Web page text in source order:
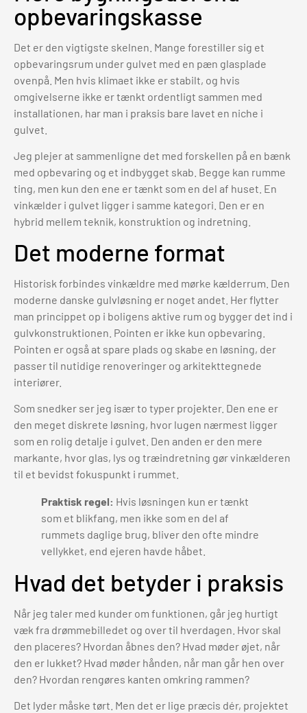
opbevaringskasse
Det er den vigtigste skelnen. Mange forestiller sig et
opbevaringsrum under gulvet med en pæn glasplade
ovenpå. Men hvis klimaet ikke er stabilt, og hvis
omgivelserne ikke er tænkt ordentligt sammen med
installationen, har man i praksis bare lavet en niche i
gulvet.
Jeg plejer at sammenligne det med forskellen på en bænk
med opbevaring og et indbygget skab. Begge kan rumme
ting, men kun den ene er tænkt som en del af huset. En
vinkælder i gulvet ligger i samme kategori. Den er en
hybrid mellem teknik, konstruktion og indretning.
Det moderne format
Historisk forbindes vinkældre med mørke kælderrum. Den
moderne danske gulvløsning er noget andet. Her flytter
man princippet op i boligens aktive rum og bygger det ind i
gulvkonstruktionen. Pointen er ikke kun opbevaring.
Pointen er også at spare plads og skabe en løsning, der
passer til nutidige renoveringer og arkitekttegnede
interiører.
Som snedker ser jeg især to typer projekter. Den ene er
den meget diskrete løsning, hvor lugen nærmest ligger
som en rolig detalje i gulvet. Den anden er den mere
markante, hvor glas, lys og træindretning gør vinkælderen
til et bevidst fokuspunkt i rummet.
Praktisk regel: Hvis løsningen kun er tænkt
som et blikfang, men ikke som en del af
rummets daglige brug, bliver den ofte mindre
vellykket, end ejeren havde håbet.
Hvad det betyder i praksis
Når jeg taler med kunder om funktionen, går jeg hurtigt
væk fra drømmebilledet og over til hverdagen. Hvor skal
den placeres? Hvordan åbnes den? Hvad møder øjet, når
den er lukket? Hvad møder hånden, når man går hen over
den? Hvordan rengøres kanten omkring rammen?
Det lyder måske tørt. Men det er lige præcis dér, projektet